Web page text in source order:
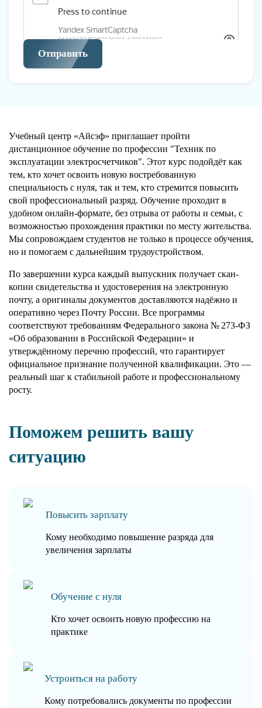
Отправить
Учебный центр «Айсэф» приглашает пройти
дистанционное обучение по профессии "Техник по
эксплуатации электросчетчиков". Этот курс подойдёт как
тем, кто хочет освоить новую востребованную
специальность с нуля, так и тем, кто стремится повысить
свой профессиональный разряд. Обучение проходит в
удобном онлайн-формате, без отрыва от работы и семьи, с
возможностью прохождения практики по месту жительства.
Мы сопровождаем студентов не только в процессе обучения,
но и помогаем с дальнейшим трудоустройством.
По завершении курса каждый выпускник получает скан-
копии свидетельства и удостоверения на электронную
почту, а оригиналы документов доставляются надёжно и
оперативно через Почту России. Все программы
соответствуют требованиям Федерального закона № 273-ФЗ
«Об образовании в Российской Федерации» и
утверждённому перечню профессий, что гарантирует
официальное признание полученной квалификации. Это —
реальный шаг к стабильной работе и профессиональному
росту.
Поможем решить вашу
ситуацию
Повысить зарплату
Кому необходимо повышение разряда для
увеличения зарплаты
Обучение с нуля
Кто хочет освоить новую профессию на
практике
Устроиться на работу
Кому потребовались документы по профессии